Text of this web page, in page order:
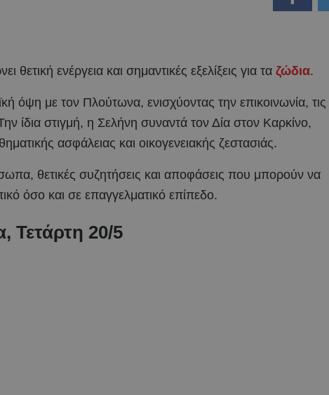
ενέργεια και σημαντικές εξελίξεις για τα ζώδια.
όψη με τον Πλούτωνα, ενισχύοντας την επικοινωνία, τις
ίδια στιγμή, η Σελήνη συναντά τον Δία στον Καρκίνο,
ασφάλειας και οικογενειακής ζεστασιάς.
θετικές συζητήσεις και αποφάσεις που μπορούν να
όσο και σε επαγγελματικό επίπεδο.
Τετάρτη 20/5